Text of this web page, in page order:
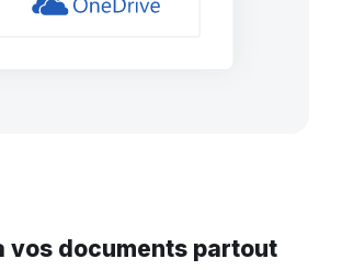
vos documents partout